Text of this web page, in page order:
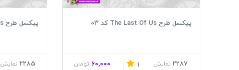
پیکسل طرح The Last Of Us کد 03
2287 نمایش 1
60,000 تومان
پیکسل طرح The Last Of Us کد 02
2285 نمایش